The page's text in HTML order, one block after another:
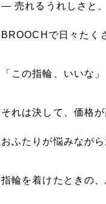
― 売れるうれしさと
BROOCHで日々たく
「この指輪、いいな
それは決して、価格
おふたりが悩みなが
指輪を着けたときの